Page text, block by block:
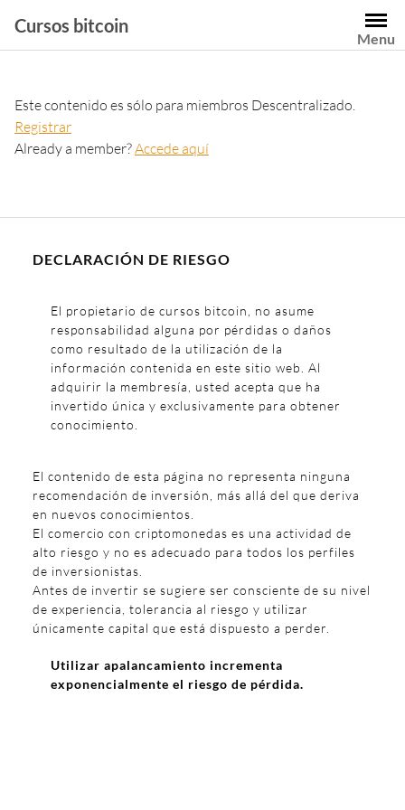
Cursos bitcoin
Menu
Este contenido es sólo para miembros Descentralizado.
Registrar
Already a member?Accede aquí
DECLARACIÓN DE RIESGO
El propietario de cursos bitcoin, no asume
responsabilidad alguna por pérdidas o daños
como resultado de la utilización de la
información contenida en este sitio web. Al
adquirir la membresía, usted acepta que ha
invertido única y exclusivamente para obtener
conocimiento.
El contenido de esta página no representa ninguna
recomendación de inversión, más allá del que deriva
en nuevos conocimientos.
El comercio con criptomonedas es una actividad de
alto riesgo y no es adecuado para todos los perfiles
de inversionistas.
Antes de invertir se sugiere ser consciente de su nivel
de experiencia, tolerancia al riesgo y utilizar
únicamente capital que está dispuesto a perder.
Utilizar apalancamiento incrementa
exponencialmente el riesgo de pérdida.